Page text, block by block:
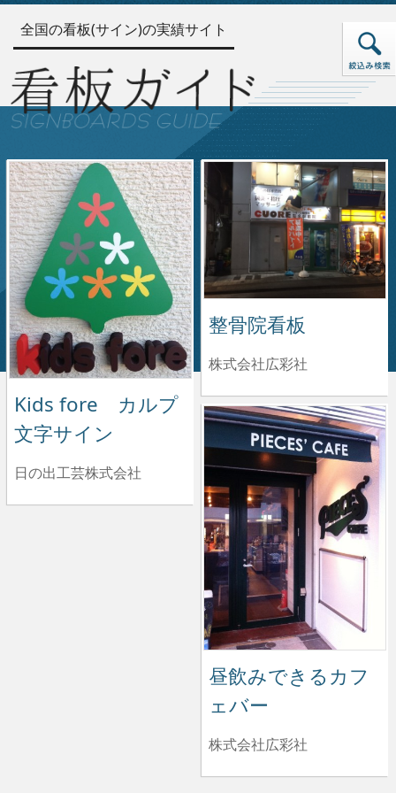
全国の看板(サイン)の実績サイト
Kids fore カルプ
文字サイン
日の出工芸株式会社
整骨院看板
株式会社広彩社
昼飲みできるカフ
ェバー
株式会社広彩社